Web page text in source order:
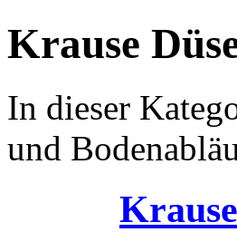
Krause
In dieser
und